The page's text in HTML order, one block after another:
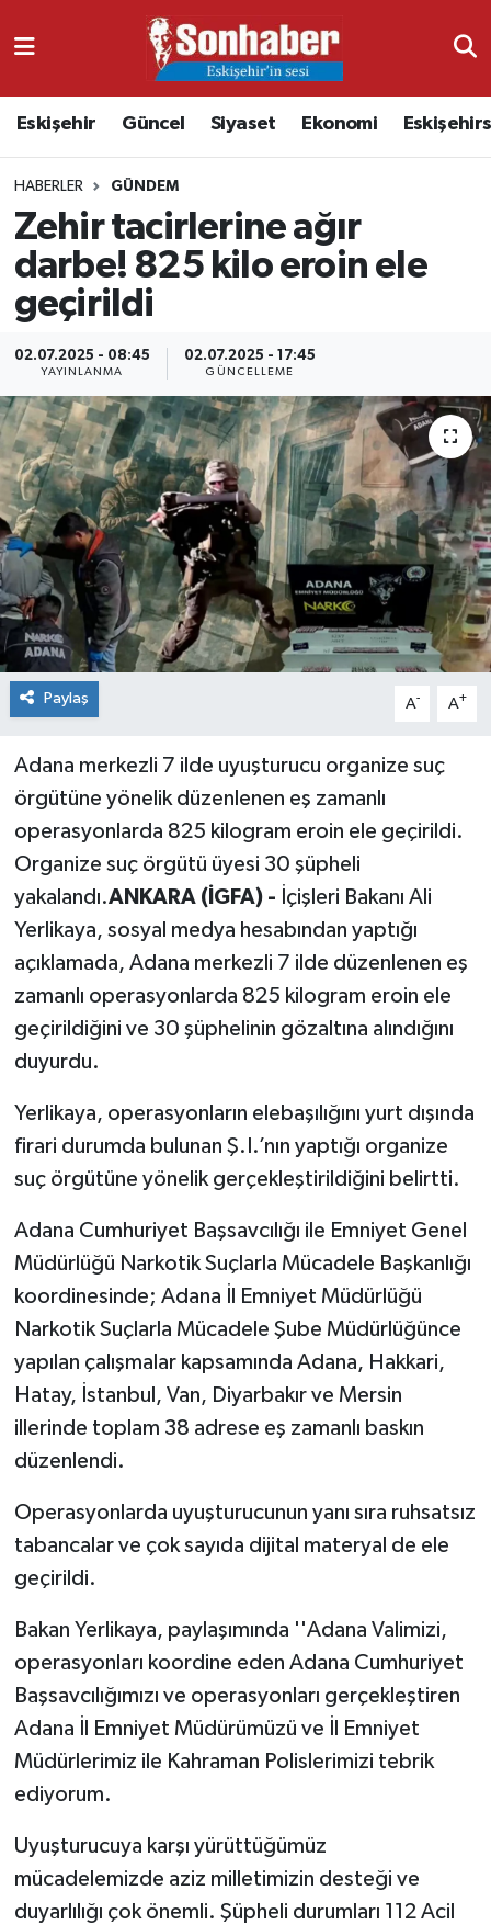
Eskişehir Güncel Siyaset Ekonomi
HABERLER GÜNDEM
Zehir tacirlerine ağır
darbe! 825 kilo eroin ele
geçirildi
02.07.2025 - 08:45
YAYINLANMA
02.07.2025 - 17:45
GÜNCELLEME
Paylaş A- A+
Adana merkezli 7 ilde uyuşturucu organize suç
örgütüne yönelik düzenlenen eş zamanlı
operasyonlarda 825 kilogram eroin ele geçirildi.
Organize suç örgütü üyesi 30 şüpheli
yakalandı.ANKARA (İGFA) - İçişleri Bakanı Ali
Yerlikaya, sosyal medya hesabından yaptığı
açıklamada, Adana merkezli 7 ilde düzenlenen eş
zamanlı operasyonlarda 825 kilogram eroin ele
geçirildiğini ve 30 şüphelinin gözaltına alındığını
duyurdu.
Yerlikaya, operasyonların elebaşılığını yurt dışında
firari durumda bulunan Ş.I.’nın yaptığı organize
suç örgütüne yönelik gerçekleştirildiğini belirtti.
Adana Cumhuriyet Başsavcılığı ile Emniyet Genel
Müdürlüğü Narkotik Suçlarla Mücadele Başkanlığı
koordinesinde; Adana İl Emniyet Müdürlüğü
Narkotik Suçlarla Mücadele Şube Müdürlüğünce
yapılan çalışmalar kapsamında Adana, Hakkari,
Hatay, İstanbul, Van, Diyarbakır ve Mersin
illerinde toplam 38 adrese eş zamanlı baskın
düzenlendi.
Operasyonlarda uyuşturucunun yanı sıra ruhsatsız
tabancalar ve çok sayıda dijital materyal de ele
geçirildi.
Bakan Yerlikaya, paylaşımında ''Adana Valimizi,
operasyonları koordine eden Adana Cumhuriyet
Başsavcılığımızı ve operasyonları gerçekleştiren
Adana İl Emniyet Müdürümüzü ve İl Emniyet
Müdürlerimiz ile Kahraman Polislerimizi tebrik
ediyorum.
Uyuşturucuya karşı yürüttüğümüz
mücadelemizde aziz milletimizin desteği ve
duyarlılığı çok önemli. Şüpheli durumları 112 Acil
Ekonomi
Güncel
Kültür & Sanat
Magazin
Resmi İlanlar
Sağlık
Siyaset
Spor
Nöbetçi Eczaneler
Namaz Vakitleri
Trafik Durumu
Süper Lig Puan Durumu ve Fikstür
Tüm Manşetler
Son Dakika Haberleri
Haber Arşivi